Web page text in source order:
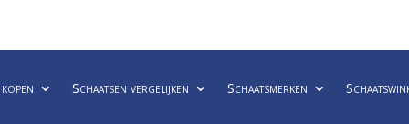
Schaatsen vergelijken Schaatsmerken